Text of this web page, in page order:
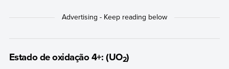
Estado de oxidação 4+: (UO2)